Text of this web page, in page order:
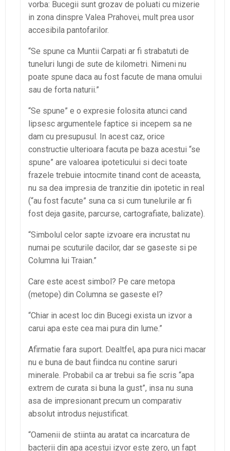
vorba: Bucegii sunt grozav de poluati cu mizerie
in zona dinspre Valea Prahovei, mult prea usor
accesibila pantofarilor.
“Se spune ca Muntii Carpati ar fi strabatuti de
tuneluri lungi de sute de kilometri. Nimeni nu
poate spune daca au fost facute de mana omului
sau de forta naturii.”
“Se spune” e o expresie folosita atunci cand
lipsesc argumentele faptice si incepem sa ne
dam cu presupusul. In acest caz, orice
constructie ulterioara facuta pe baza acestui “se
spune” are valoarea ipoteticului si deci toate
frazele trebuie intocmite tinand cont de aceasta,
nu sa dea impresia de tranzitie din ipotetic in real
(“au fost facute” suna ca si cum tunelurile ar fi
fost deja gasite, parcurse, cartografiate, balizate).
“Simbolul celor sapte izvoare era incrustat nu
numai pe scuturile dacilor, dar se gaseste si pe
Columna lui Traian.”
Care este acest simbol? Pe care metopa
(metope) din Columna se gaseste el?
“Chiar in acest loc din Bucegi exista un izvor a
carui apa este cea mai pura din lume.”
Afirmatie fara suport. Dealtfel, apa pura nici macar
nu e buna de baut fiindca nu contine saruri
minerale. Probabil ca ar trebui sa fie scris “apa
extrem de curata si buna la gust”, insa nu suna
asa de impresionant precum un comparativ
absolut introdus nejustificat.
“Oamenii de stiinta au aratat ca incarcatura de
bacterii din apa acestui izvor este zero, un fapt